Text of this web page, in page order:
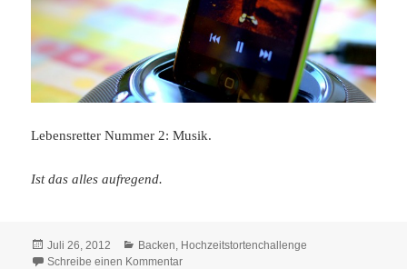
Lebensretter Nummer 2: Musik.
Ist das alles aufregend.
Veröffentlicht
am
Juli 26, 2012 Kategorien
Backen, Hochzeitstortenchallenge
Schreibe einen Kommentarzu Hochzeitstortenchallenge: Der grosse Tag